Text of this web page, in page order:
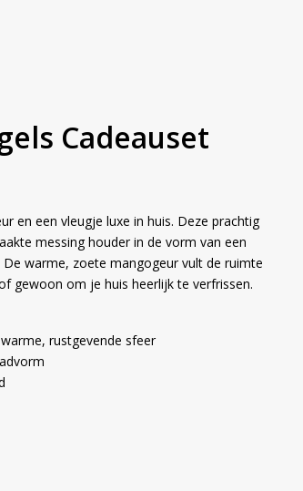
Cadeauset
en een vleugje luxe in huis. Deze prachtig
messing houder in de vorm van een
warme, zoete mangogeur vult de ruimte
gewoon om je huis heerlijk te verfrissen.
rustgevende sfeer